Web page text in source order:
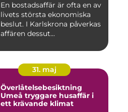
En bostadsaffär är ofta en av
livets största ekonomiska
beslut. I Karlskrona påverkas
affären dessut...
31. maj
Överlåtelsebesiktning
Umeå tryggare husaffär i
ett krävande klimat